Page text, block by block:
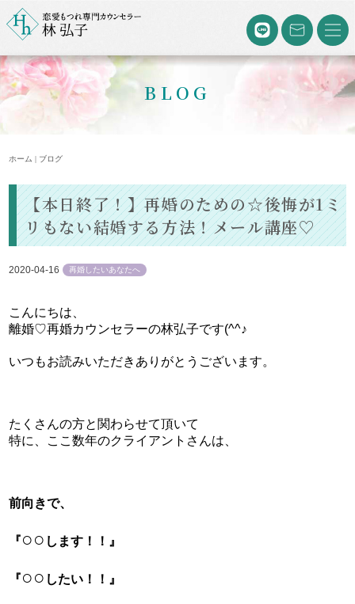
BLOG
ホーム | ブログ
【本日終了！】再婚のための☆後悔が1ミ
リもない結婚する方法！メール講座♡
2020-04-16 再婚したいあなたへ
こんにちは、
離婚♡再婚カウンセラーの林弘子です(^^♪
いつもお読みいただきありがとうございます。
たくさんの方と関わらせて頂いて
特に、ここ数年のクライアントさんは、
前向きで、
『○○ します！！』
『○○ したい！！』